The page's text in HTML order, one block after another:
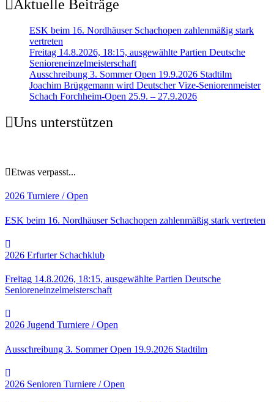
Aktuelle Beiträge
ESK beim 16. Nordhäuser Schachopen zahlenmäßig stark
vertreten
Freitag 14.8.2026, 18:15, ausgewählte Partien Deutsche
Senioreneinzelmeisterschaft
Ausschreibung 3. Sommer Open 19.9.2026 Stadtilm
Joachim Brüggemann wird Deutscher Vize-Seniorenmeister
Schach Forchheim-Open 25.9. – 27.9.2026
Uns unterstützen
Etwas verpasst...
2026 Turniere / Open
ESK beim 16. Nordhäuser Schachopen zahlenmäßig stark vertreten
2026 Erfurter Schachklub
Freitag 14.8.2026, 18:15, ausgewählte Partien Deutsche
Senioreneinzelmeisterschaft
2026 Jugend Turniere / Open
Ausschreibung 3. Sommer Open 19.9.2026 Stadtilm
2026 Senioren Turniere / Open